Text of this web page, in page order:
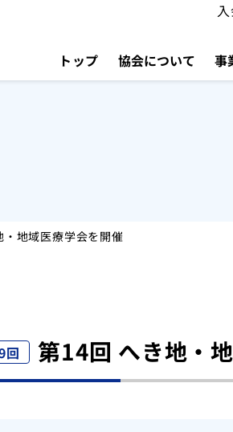
トップ 協会について 事
地域医療学会を開催
回 第14回 へき地・